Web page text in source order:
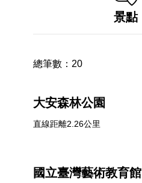
景點
總筆數： 20
大安森林公園
直線距離2.26公里
國立臺灣藝術教育館